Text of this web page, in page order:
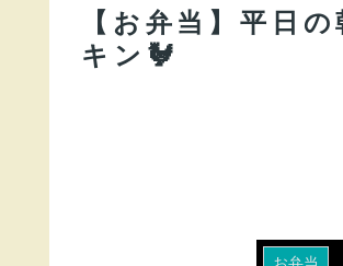
【お弁当】平日
キン🐓
お弁当